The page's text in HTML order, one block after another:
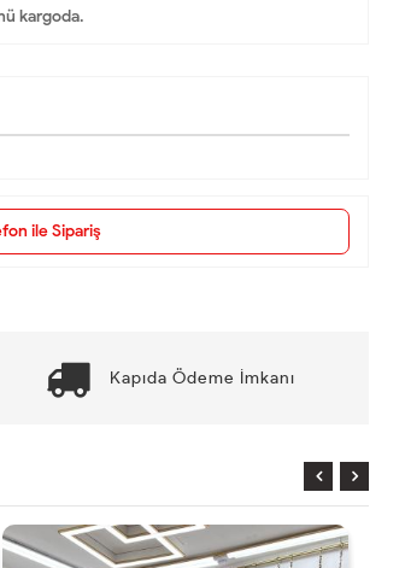
kargoda.
ile Sipariş
Kapıda Ödeme İmkanı